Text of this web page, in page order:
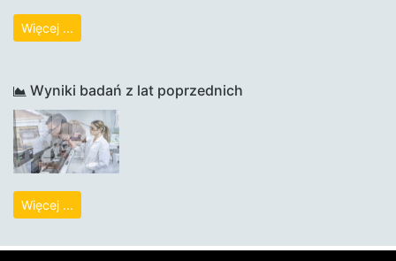
Więcej ...
Wyniki badań z lat poprzednich
Więcej ...